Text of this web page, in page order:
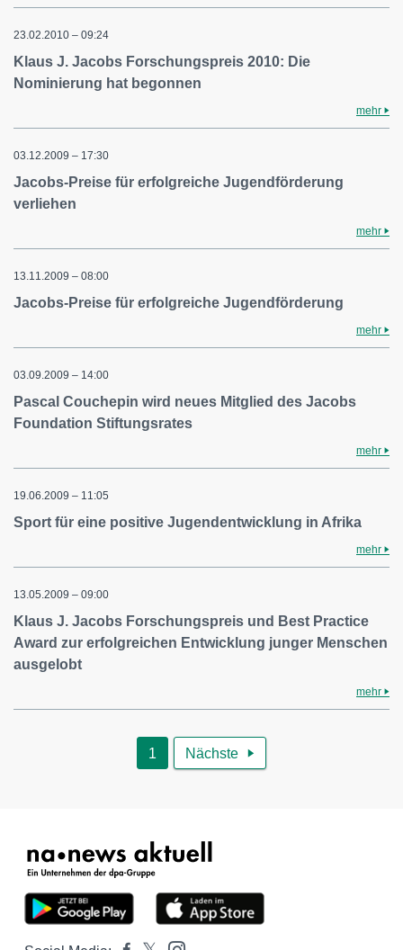
23.02.2010 – 09:24
Klaus J. Jacobs Forschungspreis 2010: Die
Nominierung hat begonnen
mehr
03.12.2009 – 17:30
Jacobs-Preise für erfolgreiche Jugendförderung
verliehen
mehr
13.11.2009 – 08:00
Jacobs-Preise für erfolgreiche Jugendförderung
mehr
03.09.2009 – 14:00
Pascal Couchepin wird neues Mitglied des Jacobs
Foundation Stiftungsrates
mehr
19.06.2009 – 11:05
Sport für eine positive Jugendentwicklung in Afrika
mehr
13.05.2009 – 09:00
Klaus J. Jacobs Forschungspreis und Best Practice
Award zur erfolgreichen Entwicklung junger Menschen
ausgelobt
mehr
1 Nächste 